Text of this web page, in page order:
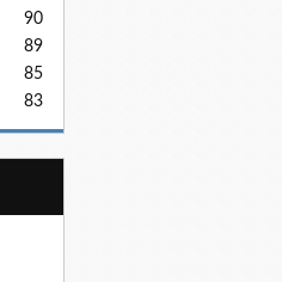
90
89
85
83